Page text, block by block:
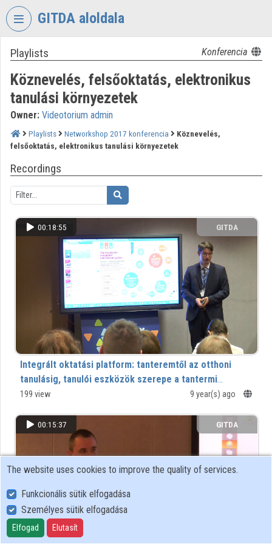
Skip header
GITDA aloldala
VIDEO
GOVERNMENTAL
INFORMATION-
TECHNOLOGY
DEVELOPMENT
AGENCY
Organization home
Log In
Organization discovery
Organization playlists
Organizations
Playlists Konferencia
Köznevelés, felsőoktatás, elektronikus
tanulási környezetek
Owner: Videotorium admin
Playlists Networkshop 2017 konferencia
Köznevelés,
felsőoktatás, elektronikus tanulási környezetek
Recordings
00:18:55 GITDA
Integrált oktatási platform: tanteremtől az otthoni
tanulásig, tanulói eszközök szerepe a tantermi
oktatásban
199 view 9 year(s) ago
00:15:37 GITDA
The website uses cookies to improve the quality of services.
Funkcionális sütik elfogadása
Személyes sütik elfogadása
Elfogad Elutasít